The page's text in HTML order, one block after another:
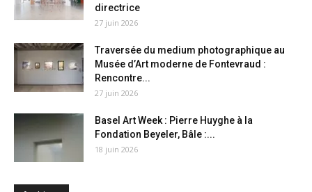
directrice
27 juin 2026
Traversée du medium photographique au
Musée d’Art moderne de Fontevraud :
Rencontre...
27 juin 2026
Basel Art Week : Pierre Huyghe à la
Fondation Beyeler, Bâle :...
18 juin 2026